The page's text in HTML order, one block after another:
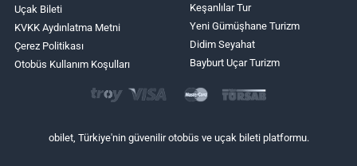
Uçak Bileti
KVKK Aydınlatma Metni
Çerez Politikası
Otobüs Kullanım Koşulları
Keşanlılar Tur
Yeni Gümüşhane Turizm
Didim Seyahat
Bayburt Uçar Turizm
obilet, Türkiye'nin güvenilir otobüs ve uçak bileti platformu.